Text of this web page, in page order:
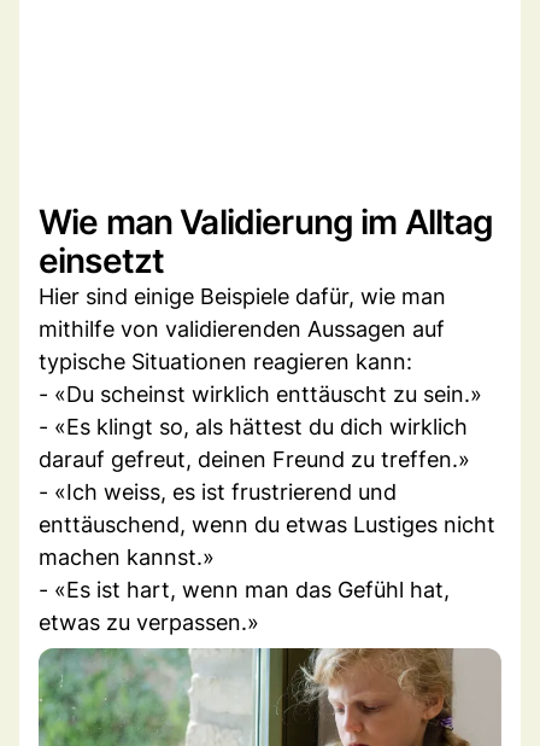
Wie man Validierung im Alltag
einsetzt
Hier sind einige Beispiele dafür, wie man
mithilfe von validierenden Aussagen auf
typische Situationen reagieren kann:
- «Du scheinst wirklich enttäuscht zu sein.»
- «Es klingt so, als hättest du dich wirklich
darauf gefreut, deinen Freund zu treffen.»
- «Ich weiss, es ist frustrierend und
enttäuschend, wenn du etwas Lustiges nicht
machen kannst.»
- «Es ist hart, wenn man das Gefühl hat,
etwas zu verpassen.»